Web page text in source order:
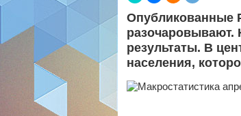
Опубликованные
разочаровывают.
результаты. В
населения,